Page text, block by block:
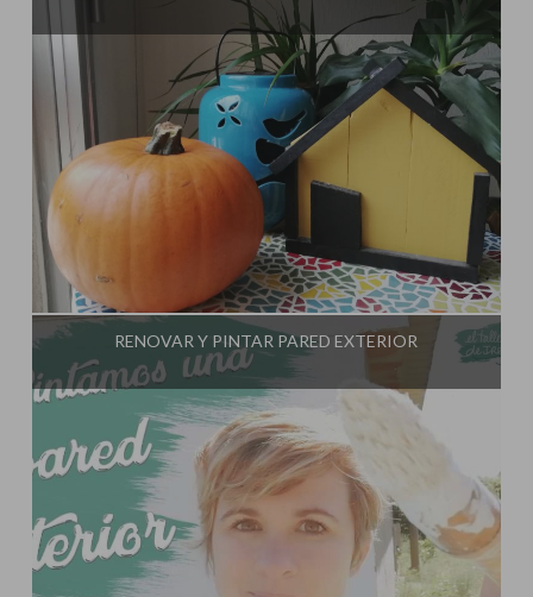
Influencer:El Taller de Ire
RENOVAR Y PINTAR PARED EXTERIOR